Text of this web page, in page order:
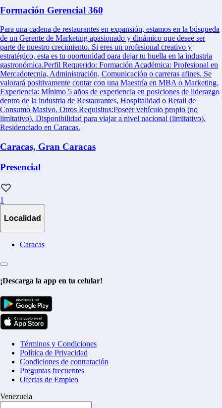
Formación Gerencial 360
Para una cadena de restaurantes en expansión, estamos en la búsqueda
de un Gerente de Marketing apasionado y dinámico que desee ser
parte de nuestro crecimiento. Si eres un profesional creativo y
estratégico, esta es tu oportunidad para dejar tu huella en la industria
gastronómica.Perfil Requerido: Formación Académica: Profesional en
Mercadotecnia, Administración, Comunicación o carreras afines. Se
valorará positivamente contar con una Maestría en MBA o Marketing.
Experiencia: Mínimo 5 años de experiencia en posiciones de liderazgo
dentro de la industria de Restaurantes, Hospitalidad o Retail de
Consumo Masivo. Otros Requisitos:Poseer vehículo propio (no
limitativo). Disponibilidad para viajar a nivel nacional (limitativo).
Residenciado en Caracas.
Caracas, Gran Caracas
Presencial
1
Localidad
Caracas
¡Descarga la app en tu celular!
Términos y Condiciones
Política de Privacidad
Condiciones de contratación
Preguntas frecuentes
Ofertas de Empleo
Venezuela